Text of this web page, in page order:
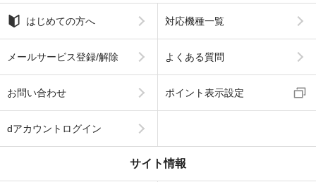
はじめての方へ 対応機種一覧
メールサービス登録/解除 よくある質問
お問い合わせ ポイント表示設定
dアカウントログイン
サイト情報